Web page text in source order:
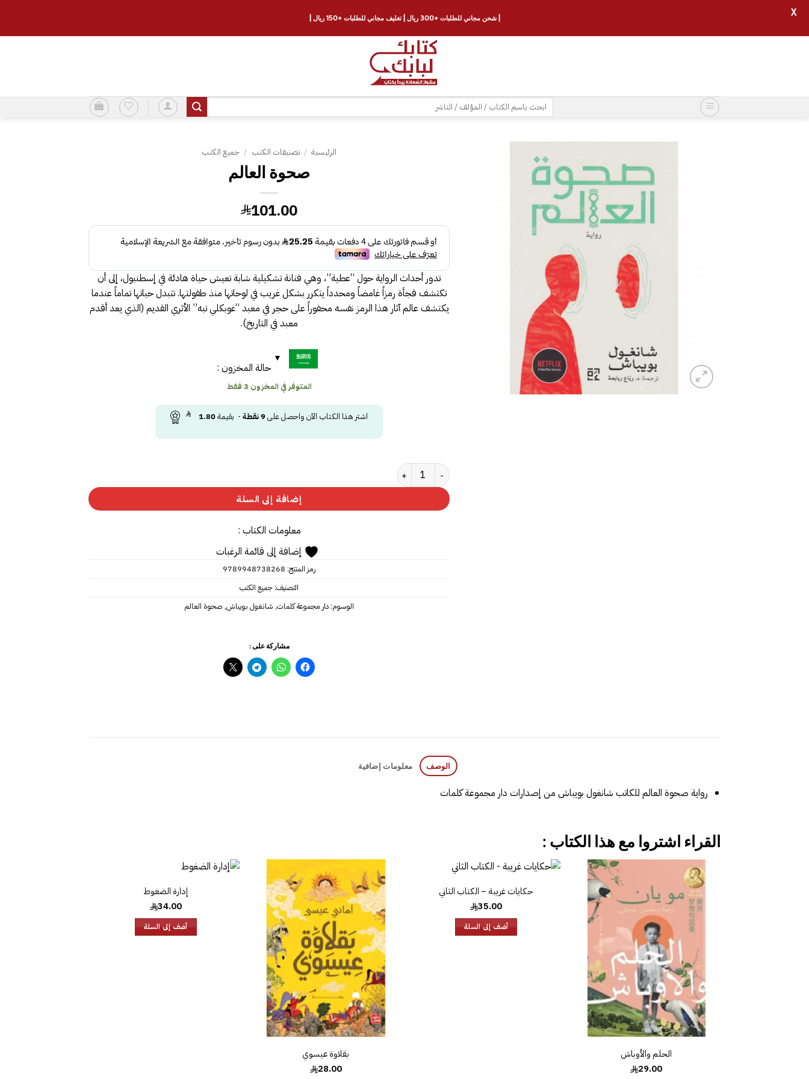
البحث
عن:
الرئيسية / تصنيفات الكتب / جميع الكتب
صحوة العالم
101.00
تدور أحداث الرواية حول “عطية”، وهي فنانة تشكيلية شابة تعيش حياة هادئة في إسطنبول، إلى أن
تكتشف فجأة رمزاً غامضاً ومحدداً يتكرر بشكل غريب في لوحاتها منذ طفولتها. تتبدل حياتها تماماً عندما
يكتشف عالم آثار هذا الرمز نفسه محفوراً على حجر في معبد “غوبكلي تبه” الأثري القديم (الذي يعد أقدم
معبد في التاريخ).
حالة المخزون :
المتوفر في المخزون 3 فقط
اشتر هذا الكتاب الآن واحصل على9نقطة- بقيمة1.80
كمية صحوة العالم
إضافة إلى السلة
معلومات الكتاب :
إضافة إلى قائمة الرغبات
رمز المنتج: 9789948738268
التصنيف: جميع الكتب
الوسوم: دار مجموعة كلمات, شانغول بويباش, صحوة العالم
مشاركة على :
الوصف معلومات إضافية
رواية صحوة العالم للكاتب شانغول بويباش من إصدارات دار مجموعة كلمات
القراء اشتروا مع هذا الكتاب :
إضافة
إلى
الرغبات
الحلم والأوباش
29.00
حكايات غريبة – الكتاب الثاني
35.00
أضف إلى السلة
إضافة
إلى
قائمة
الرغبات
بقلاوة عيسوي
28.00
إدارة الضغوط
34.00
أضف إلى السلة
| شحن مجاني للطلبات +300 ريال | تغليف مجاني للطلبات +150 ريال | X